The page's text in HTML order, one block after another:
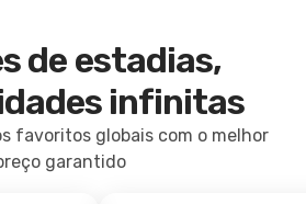
de estadias,
infinitas
favoritos globais com o melhor
garantido